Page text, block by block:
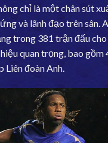
chỉ là một chân sút
và lãnh đạo trên sân.
trong 381 trận đấu cho
quan trọng, bao gồm
Liên đoàn Anh.